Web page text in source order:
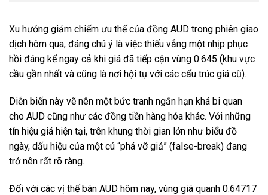
Xu hướng giảm chiếm ưu thế của đồng AUD trong phiên giao
dịch hôm qua, đáng chú ý là việc thiếu vắng một nhịp phục
hồi đáng kể ngay cả khi giá đã tiếp cận vùng 0.645 (khu vực
cầu gần nhất và cũng là nơi hội tụ với các cấu trúc giá cũ).
Diễn biến này vẽ nên một bức tranh ngắn hạn khá bi quan
cho AUD cũng như các đồng tiền hàng hóa khác. Với những
tín hiệu giá hiện tại, trên khung thời gian lớn như biểu đồ
ngày, dấu hiệu của một cú “phá vỡ giả” (false-break) đang
trở nên rất rõ ràng.
Đối với các vị thế bán AUD hôm nay, vùng giá quanh 0.64717